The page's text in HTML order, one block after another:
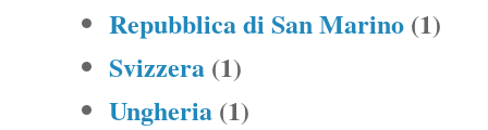
Repubblica di San Marino (1)
Svizzera (1)
Ungheria (1)